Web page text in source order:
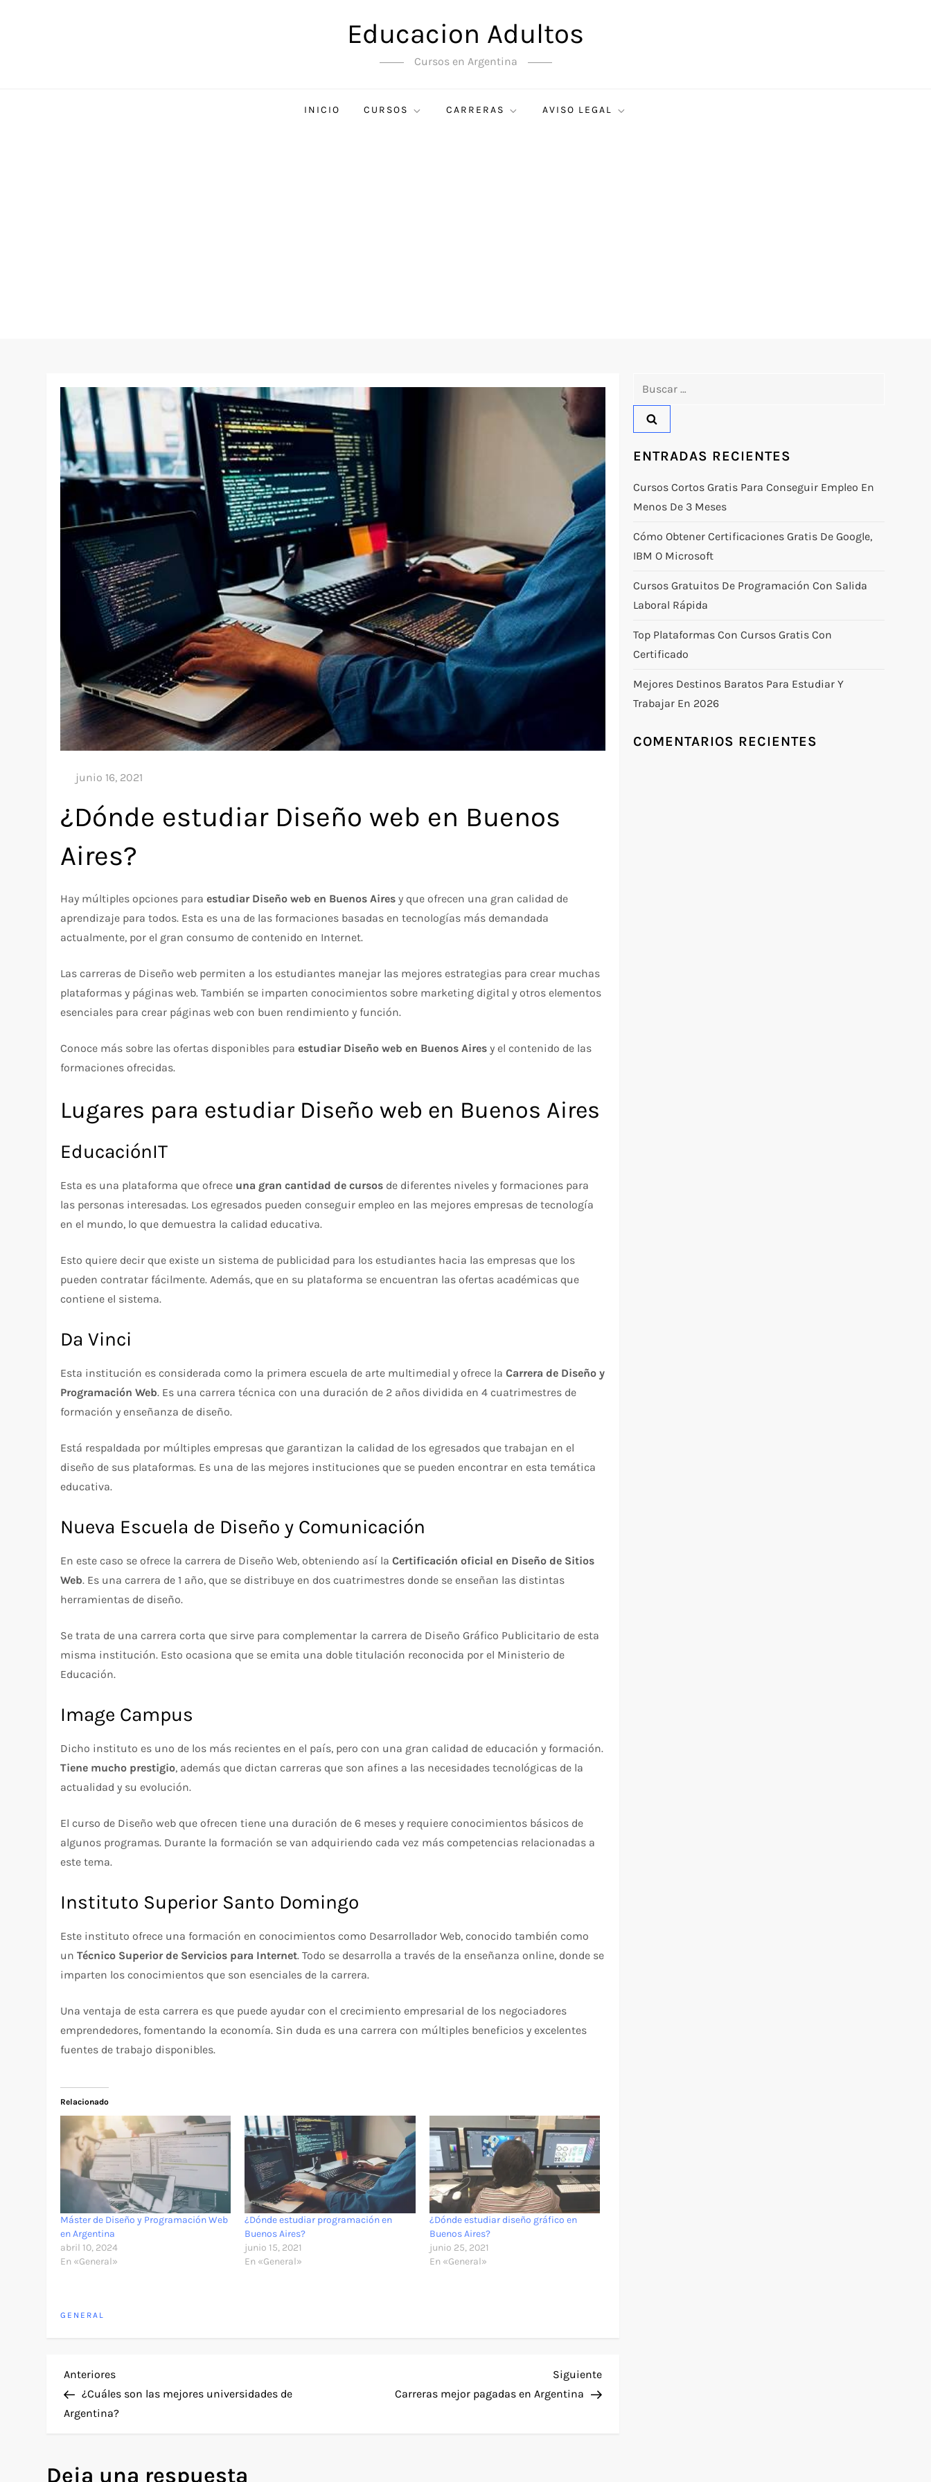
Educacion Adultos
Cursos en Argentina
INICIO CURSOS CARRERAS AVISO LEGAL
¿Dónde estudiar Diseño web en Buenos
Aires?
Hay múltiples opciones paraestudiar Diseño web en Buenos Aires y que ofrecen una gran calidad de
aprendizaje para todos. Esta es una de las formaciones basadas en tecnologías más demandada
actualmente, por el gran consumo de contenido en Internet.
Las carreras de Diseño web permiten a los estudiantes manejar las mejores estrategias para crear muchas
plataformas y páginas web. También se imparten conocimientos sobre marketing digital y otros elementos
esenciales para crear páginas web con buen rendimiento y función.
Conoce más sobre las ofertas disponibles paraestudiar Diseño web en Buenos Aires y el contenido de las
formaciones ofrecidas.
Lugares para estudiar Diseño web en Buenos Aires
EducaciónIT
Esta es una plataforma que ofrece una gran cantidad de cursos de diferentes niveles y formaciones para
las personas interesadas. Los egresados pueden conseguir empleo en las mejores empresas de tecnología
en el mundo, lo que demuestra la calidad educativa.
Esto quiere decir que existe un sistema de publicidad para los estudiantes hacia las empresas que los
pueden contratar fácilmente. Además, que en su plataforma se encuentran las ofertas académicas que
contiene el sistema.
Da Vinci
Esta institución es considerada como la primera escuela de arte multimedial y ofrece laCarrera de Diseño y
Programación Web. Es una carrera técnica con una duración de 2 años dividida en 4 cuatrimestres de
formación y enseñanza de diseño.
Está respaldada por múltiples empresas que garantizan la calidad de los egresados que trabajan en el
diseño de sus plataformas. Es una de las mejores instituciones que se pueden encontrar en esta temática
educativa.
Nueva Escuela de Diseño y Comunicación
En este caso se ofrece la carrera de Diseño Web, obteniendo así laCertificación oficial en Diseño de Sitios
Web. Es una carrera de 1 año, que se distribuye en dos cuatrimestres donde se enseñan las distintas
herramientas de diseño.
Se trata de una carrera corta que sirve para complementar la carrera de Diseño Gráfico Publicitario de esta
misma institución. Esto ocasiona que se emita una doble titulación reconocida por el Ministerio de
Educación.
Image Campus
Dicho instituto es uno de los más recientes en el país, pero con una gran calidad de educación y formación.
Tiene mucho prestigio, además que dictan carreras que son afines a las necesidades tecnológicas de la
actualidad y su evolución.
El curso de Diseño web que ofrecen tiene una duración de 6 meses y requiere conocimientos básicos de
algunos programas. Durante la formación se van adquiriendo cada vez más competencias relacionadas a
este tema.
Instituto Superior Santo Domingo
Este instituto ofrece una formación en conocimientos como Desarrollador Web, conocido también como
unTécnico Superior de Servicios para Internet. Todo se desarrolla a través de la enseñanza online, donde se
imparten los conocimientos que son esenciales de la carrera.
Una ventaja de esta carrera es que puede ayudar con el crecimiento empresarial de los negociadores
emprendedores, fomentando la economía. Sin duda es una carrera con múltiples beneficios y excelentes
fuentes de trabajo disponibles.
Relacionado
Máster de Diseño y Programación Web
en Argentina
abril 10, 2024
En «General»
¿Dónde estudiar programación en
Buenos Aires?
junio 15, 2021
En «General»
¿Dónde estudiar diseño gráfico en
Buenos Aires?
junio 25, 2021
En «General»
GENERAL
N
a
Entrada
anterior
Anteriores
¿Cuáles son las mejores universidades de
Argentina?
Siguiente
entrada
Siguiente
Carreras mejor pagadas en Argentina
Deja una respuesta
ENTRADAS RECIENTES
Cursos Cortos Gratis Para Conseguir Empleo En
Menos De 3 Meses
Cómo Obtener Certificaciones Gratis De Google,
IBM O Microsoft
Cursos Gratuitos De Programación Con Salida
Laboral Rápida
Top Plataformas Con Cursos Gratis Con
Certificado
Mejores Destinos Baratos Para Estudiar Y
Trabajar En 2026
COMENTARIOS RECIENTES